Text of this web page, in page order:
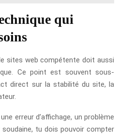
qui
sites web compétente doit aussi
Ce point est souvent sous-
direct sur la stabilité du site, la
erreur d’affichage, un problème
tu dois pouvoir compter